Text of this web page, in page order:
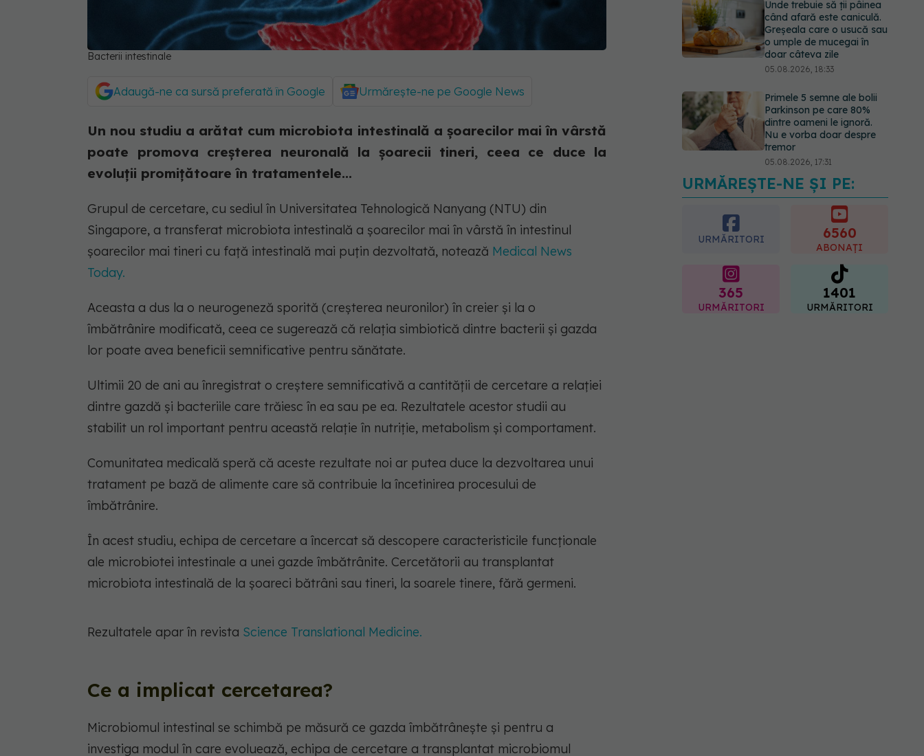
Bacterii intestinale
Adaugă-ne ca sursă preferată în Google Urmărește-ne pe Google News
Un nou studiu a arătat cum microbiota intestinală a șoarecilor mai în vârstă
poate promova creșterea neuronală la șoarecii tineri, ceea ce duce la
evoluții promițătoare în tratamentele...
Grupul de cercetare, cu sediul în Universitatea Tehnologică Nanyang (NTU) din
Singapore, a transferat microbiota intestinală a șoarecilor mai în vârstă în intestinul
șoarecilor mai tineri cu față intestinală mai puțin dezvoltată, notează Medical News
Today.
Aceasta a dus la o neurogeneză sporită (creșterea neuronilor) în creier și la o
îmbătrânire modificată, ceea ce sugerează că relația simbiotică dintre bacterii și gazda
lor poate avea beneficii semnificative pentru sănătate.
Ultimii 20 de ani au înregistrat o creștere semnificativă a cantității de cercetare a relației
dintre gazdă și bacteriile care trăiesc în ea sau pe ea. Rezultatele acestor studii au
stabilit un rol important pentru această relație în nutriție, metabolism și comportament.
Comunitatea medicală speră că aceste rezultate noi ar putea duce la dezvoltarea unui
tratament pe bază de alimente care să contribuie la încetinirea procesului de
îmbătrânire.
În acest studiu, echipa de cercetare a încercat să descopere caracteristicile funcționale
ale microbiotei intestinale a unei gazde îmbătrânite. Cercetătorii au transplantat
microbiota intestinală de la șoareci bătrâni sau tineri, la soarele tinere, fără germeni.
Rezultatele apar în revista Science Translational Medicine.
Ce a implicat cercetarea?
Microbiomul intestinal se schimbă pe măsură ce gazda îmbătrânește și pentru a
investiga modul în care evoluează, echipa de cercetare a transplantat microbiomul
Unde trebuie să ții pâinea
când afară este caniculă.
Greșeala care o usucă sau
o umple de mucegai în
doar câteva zile
05.08.2026, 18:33
Primele 5 semne ale bolii
Parkinson pe care 80%
dintre oameni le ignoră.
Nu e vorba doar despre
tremor
05.08.2026, 17:31
Gabriela Cristea, manifest
pentru respect și
acceptare: Corpul
fiecăruia spune o poveste
05.08.2026, 21:23
URMĂREȘTE-NE ȘI PE:
URMĂRITORI 6560
ABONAȚI
365
URMĂRITORI
1401
URMĂRITORI